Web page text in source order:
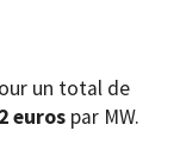
un total de
euros par MW.